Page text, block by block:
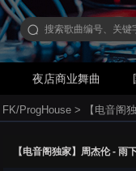
夜店商业舞曲
FK/ProgHouse > 【电音阁
【电音阁独家】周杰伦 -